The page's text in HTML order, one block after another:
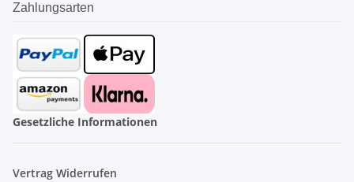
Zahlungsarten
Gesetzliche Informationen
Vertrag Widerrufen